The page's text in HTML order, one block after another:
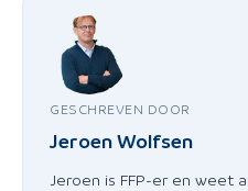
GESCHREVEN DOOR
Jeroen Wolfsen
Jeroen is FFP-er en weet